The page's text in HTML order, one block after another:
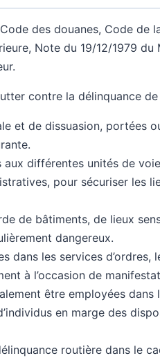
des douanes, Code de
Note du 19/12/1979 du
contre la délinquance
et de dissuasion, portées
différentes unités de
pour sécuriser les
de bâtiments, de lieux
dangereux.
dans les services d’ordres,
à l’occasion de
être employées dans
en marge des
routière dans le